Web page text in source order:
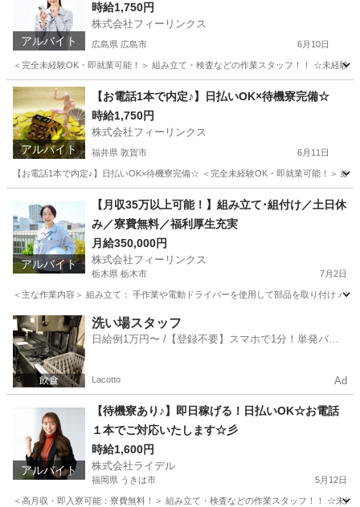
アルバイト
時給1,750円
株式会社フィーリンクス
広島県 広島市 6月10日
＜完全未経験OK・即就業可能！＞ 組み立て・検査などの作業スタッフ！！ ☆未経
広島 広島市 工場 時給
アルバイト
【お電話1本で内定♪】日払いOK×待機寮完備☆
時給1,750円
株式会社フィーリンクス
福井県 敦賀市 6月11日
【お電話1本で内定♪】日払いOK×待機寮完備☆ ＜完全未経験OK・即就業可能！＞
工場 時給
アルバイト
【月収35万以上可能！】組み立て･組付け／土日休
み／寮費無料／福利厚生充実
月給350,000円
株式会社フィーリンクス
栃木県 栃木市 7月2日
＜主な作業内容＞ 組み立て： 手作業や電動ドライバーを使用して部品を取り付け バ
栃木 栃木市 工場 電動
洗い場スタッフ
日給例1万円〜 /【登録不要】スマホで1分！単発バイ
Lacotto Ad
アルバイト
【待機寮あり♪】即日稼げる！日払いOK☆お電話
１本でご対応いたします☆彡
時給1,600円
株式会社ライデル
福岡県 うきは市 5月12日
＜高月収・即入寮可能：寮費無料！＞ 組み立て・検査などの作業スタッフ！！